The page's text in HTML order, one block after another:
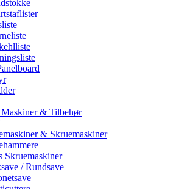
& Tilbehør
& Skruemaskiner
Skruemaskiner
/ Rundsave